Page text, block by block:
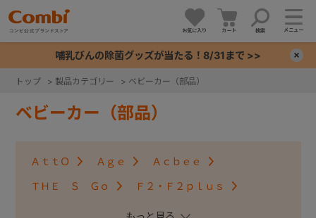
お気に入り カート 検索 メニュー
哺乳びんの除菌グッズが当たる！8/31まで >>
トップ > 製品カテゴリー > ベビーカー（部品）
ベビーカー（部品）
ＡｔｔＯ Ａｇｅ Ａｃｂｅｅ
ＴＨＥ Ｓ Ｇｏ Ｆ２・Ｆ２ｐｌｕｓ
アンブレッタ４キャス クロスゴー